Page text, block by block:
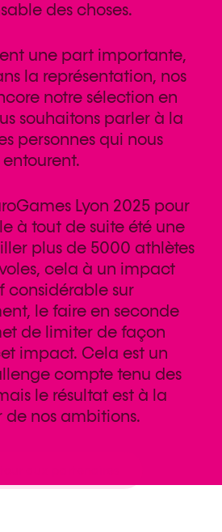
des choses.
une part importante,
la représentation, nos
notre sélection en
souhaitons parler à la
personnes qui nous
entourent.
Lyon 2025 pour
à tout de suite été une
plus de 5000 athlètes
cela à un impact
considérable sur
le faire en seconde
de limiter de façon
impact. Cela est un
compte tenu des
le résultat est à la
de nos ambitions.